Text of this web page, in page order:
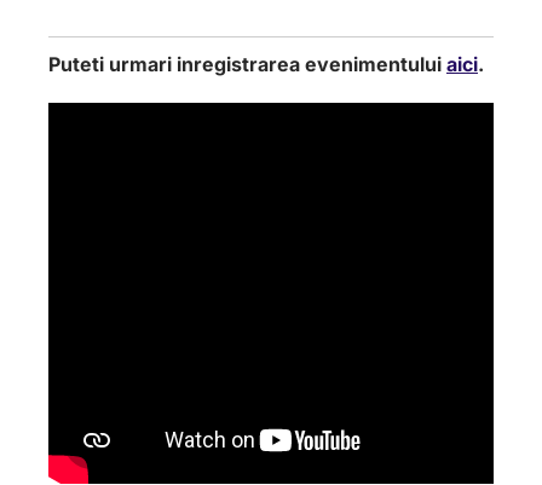
Puteti urmari inregistrarea evenimentului aici.